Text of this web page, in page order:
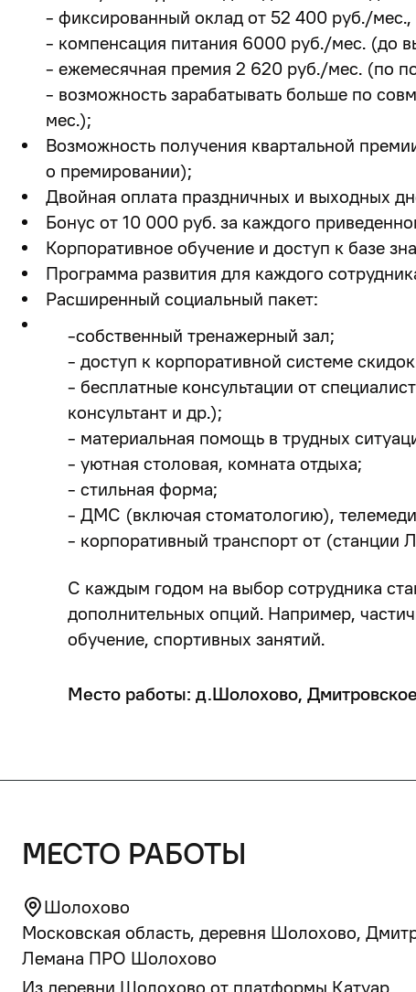
- фиксированный оклад от 52 400 руб./мес.,
- компенсация питания 6000 руб./мес. (до
- ежемесячная премия 2 620 руб./мес. (по
- возможность зарабатывать больше по
мес.);
Возможность получения квартальной
о премировании);
Двойная оплата праздничных и выходных
Бонус от 10 000 руб. за каждого
Корпоративное обучение и доступ к базе
Программа развития для каждого
Расширенный социальный пакет:
-собственный тренажерный зал;
- доступ к корпоративной системе
- бесплатные консультации от
консультант и др.);
- материальная помощь в трудных
- уютная столовая, комната отдыха;
- стильная форма;
- ДМС (включая стоматологию),
- корпоративный транспорт от (станции
С каждым годом на выбор сотрудника
дополнительных опций. Например,
обучение, спортивных занятий.
Место работы: д.Шолохово,
место работы
Шолохово
Московская область, деревня Шолохово,
Лемана ПРО Шолохово
Из деревни Шолохово от платформы Катуар